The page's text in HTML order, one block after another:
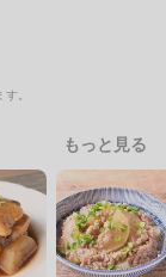
。
もっと見る